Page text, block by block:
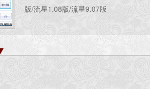
版/流星1.08版/流星9.07版